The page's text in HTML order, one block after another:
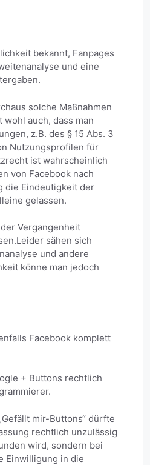
bekannt, Fanpages
und eine
solche Maßnahmen
auch, dass man
z.B. des § 15 Abs. 3
Nutzungsprofilen für
ist wahrscheinlich
von Facebook nach
die Eindeutigkeit der
gelassen.
Vergangenheit
sähen sich
und andere
könne man jedoch
Facebook komplett
+ Buttons rechtlich
mir-Buttons“ dürfte
rechtlich unzulässig
wird, sondern bei
Einwilligung in die